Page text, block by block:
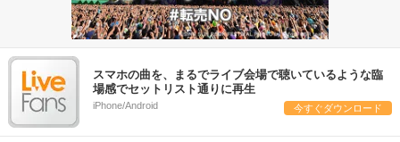
スマホの曲を、まるでライブ会場で聴いているような臨
場感でセットリスト通りに再生
iPhone/Android 今すぐダウンロード